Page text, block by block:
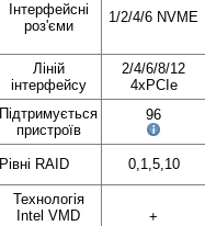
Інтерфейсні
роз'єми
1/2/4/6 NVME
Ліній
інтерфейсу
2/4/6/8/12
4xPCIe
Підтримується
пристроїв
96
Рівні RAID 0,1,5,10
Технологія
Intel VMD
+